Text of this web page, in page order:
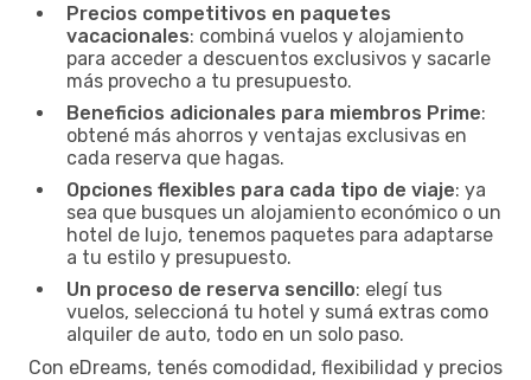
Precios competitivos en paquetes
vacacionales: combiná vuelos y alojamiento
para acceder a descuentos exclusivos y sacarle
más provecho a tu presupuesto.
Beneficios adicionales para miembros Prime:
obtené más ahorros y ventajas exclusivas en
cada reserva que hagas.
Opciones flexibles para cada tipo de viaje: ya
sea que busques un alojamiento económico o un
hotel de lujo, tenemos paquetes para adaptarse
a tu estilo y presupuesto.
Un proceso de reserva sencillo: elegí tus
vuelos, seleccioná tu hotel y sumá extras como
alquiler de auto, todo en un solo paso.
Con eDreams, tenés comodidad, flexibilidad y precios